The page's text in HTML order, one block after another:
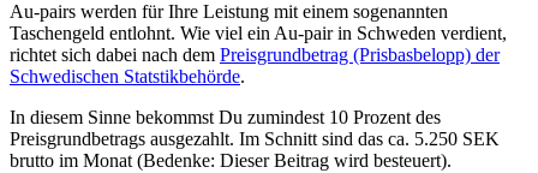
Au-pairs werden für Ihre Leistung mit einem sogenannten
Taschengeld entlohnt. Wie viel ein Au-pair in Schweden verdient,
richtet sich dabei nach dem Preisgrundbetrag (Prisbasbelopp) der
Schwedischen Statstikbehörde.
In diesem Sinne bekommst Du zumindest 10 Prozent des
Preisgrundbetrags ausgezahlt. Im Schnitt sind das ca. 5.250 SEK
brutto im Monat (Bedenke: Dieser Beitrag wird besteuert).